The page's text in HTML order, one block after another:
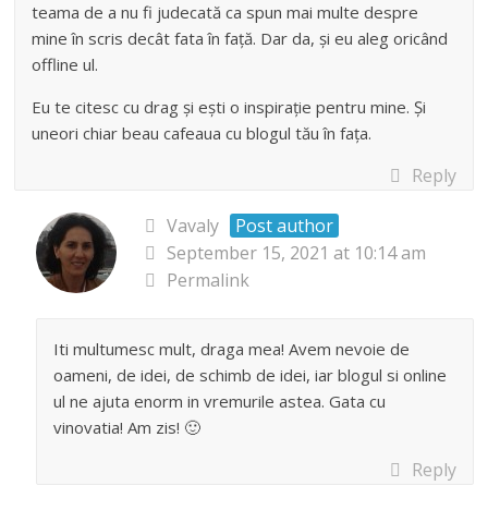
teama de a nu fi judecată ca spun mai multe despre
mine în scris decât fata în față. Dar da, și eu aleg oricând
offline ul.
Eu te citesc cu drag și ești o inspirație pentru mine. Și
uneori chiar beau cafeaua cu blogul tău în fața.
Reply
Vavaly
Post author
September 15, 2021 at 10:14 am
Permalink
Iti multumesc mult, draga mea! Avem nevoie de
oameni, de idei, de schimb de idei, iar blogul si online
ul ne ajuta enorm in vremurile astea. Gata cu
vinovatia! Am zis! 🙂
Reply